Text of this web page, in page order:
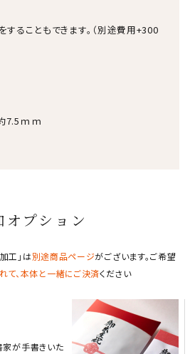
ることもできます。（別途費用+300
7.5ｍｍ
オプション
工」は別途商品ページがございます。ご希望
て、本体と一緒にご決済ください
家が手書きいた